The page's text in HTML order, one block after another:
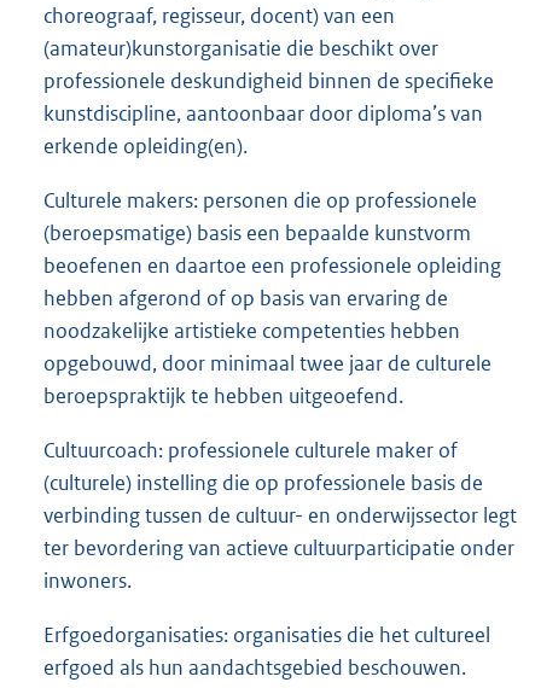
choreograaf, regisseur, docent) van een
(amateur)kunstorganisatie die beschikt over
professionele deskundigheid binnen de specifieke
kunstdiscipline, aantoonbaar door diploma’s van
erkende opleiding(en).
Culturele makers: personen die op professionele
(beroepsmatige) basis een bepaalde kunstvorm
beoefenen en daartoe een professionele opleiding
hebben afgerond of op basis van ervaring de
noodzakelijke artistieke competenties hebben
opgebouwd, door minimaal twee jaar de culturele
beroepspraktijk te hebben uitgeoefend.
Cultuurcoach: professionele culturele maker of
(culturele) instelling die op professionele basis de
verbinding tussen de cultuur- en onderwijssector legt
ter bevordering van actieve cultuurparticipatie onder
inwoners.
Erfgoedorganisaties: organisaties die het cultureel
erfgoed als hun aandachtsgebied beschouwen.